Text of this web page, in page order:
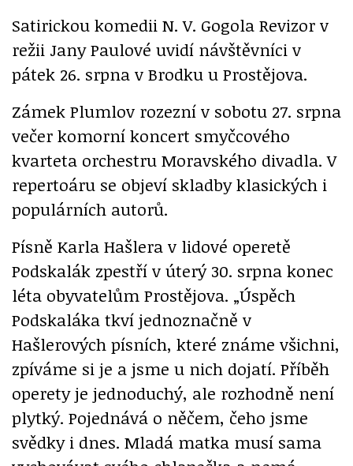
Satirickou komedii N. V. Gogola Revizor v
režii Jany Paulové uvidí návštěvníci v
pátek 26. srpna v Brodku u Prostějova.
Zámek Plumlov rozezní v sobotu 27. srpna
večer komorní koncert smyčcového
kvarteta orchestru Moravského divadla. V
repertoáru se objeví skladby klasických i
populárních autorů.
Písně Karla Hašlera v lidové operetě
Podskalák zpestří v úterý 30. srpna konec
léta obyvatelům Prostějova. „Úspěch
Podskaláka tkví jednoznačně v
Hašlerových písních, které známe všichni,
zpíváme si je a jsme u nich dojatí. Příběh
operety je jednoduchý, ale rozhodně není
plytký. Pojednává o něčem, čeho jsme
svědky i dnes. Mladá matka musí sama